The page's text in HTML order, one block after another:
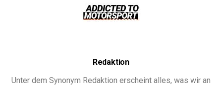
Redaktion
Unter dem Synonym Redaktion erscheint alles, was wir an